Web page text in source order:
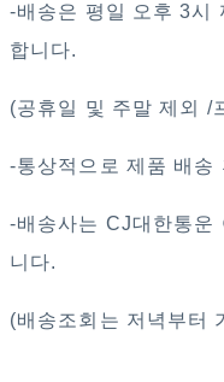
-배송은 평일 오후 3시
합니다.
(공휴일 및 주말 제외 /
-통상적으로 제품 배송
-배송사는 CJ대한통운
니다.
(배송조회는 저녁부터